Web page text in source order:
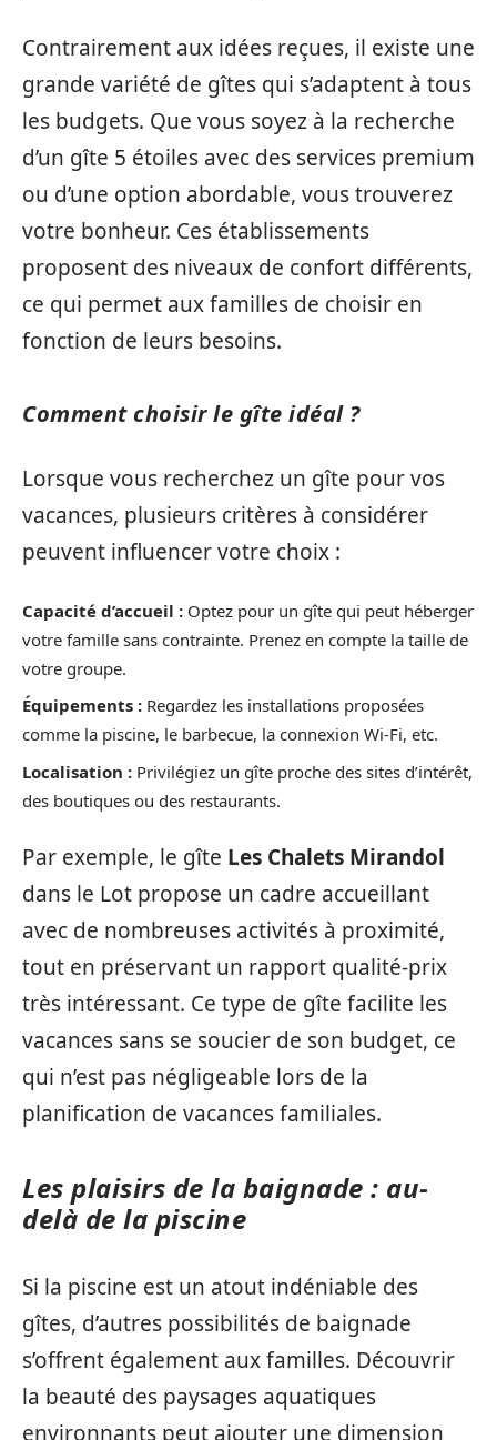
Contrairement aux idées reçues, il existe une
grande variété de gîtes qui s’adaptent à tous
les budgets. Que vous soyez à la recherche
d’un gîte 5 étoiles avec des services premium
ou d’une option abordable, vous trouverez
votre bonheur. Ces établissements
proposent des niveaux de confort différents,
ce qui permet aux familles de choisir en
fonction de leurs besoins.
Comment choisir le gîte idéal ?
Lorsque vous recherchez un gîte pour vos
vacances, plusieurs critères à considérer
peuvent influencer votre choix :
Capacité d’accueil : Optez pour un gîte qui peut héberger
votre famille sans contrainte. Prenez en compte la taille de
votre groupe.
Équipements : Regardez les installations proposées
comme la piscine, le barbecue, la connexion Wi-Fi, etc.
Localisation : Privilégiez un gîte proche des sites d’intérêt,
des boutiques ou des restaurants.
Par exemple, le gîte Les Chalets Mirandol
dans le Lot propose un cadre accueillant
avec de nombreuses activités à proximité,
tout en préservant un rapport qualité-prix
très intéressant. Ce type de gîte facilite les
vacances sans se soucier de son budget, ce
qui n’est pas négligeable lors de la
planification de vacances familiales.
Les plaisirs de la baignade : au-
delà de la piscine
Si la piscine est un atout indéniable des
gîtes, d’autres possibilités de baignade
s’offrent également aux familles. Découvrir
la beauté des paysages aquatiques
environnants peut ajouter une dimension